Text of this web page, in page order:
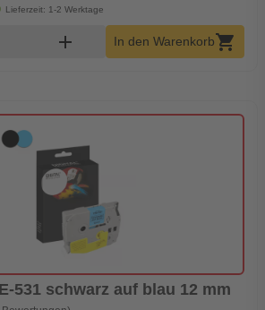
Lieferzeit: 1-2 Werktage
Warenkorb Menge
add In den Warenkorbshopping_cart
531 schwarz auf blau 12 mm